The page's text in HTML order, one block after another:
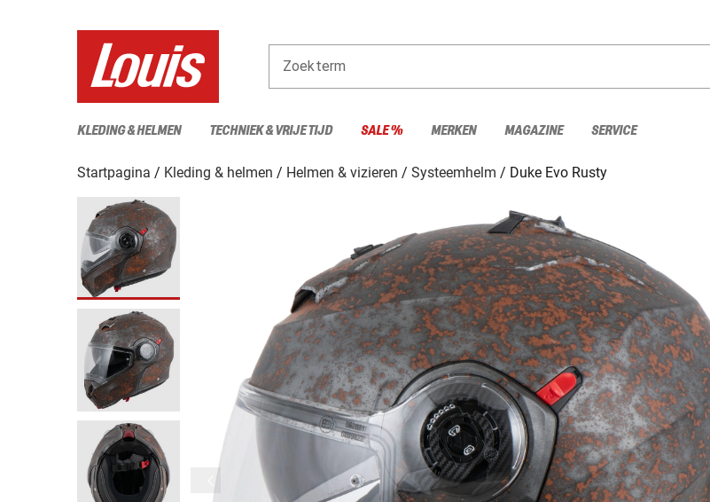
Zoekterm
KLEDING & HELMEN TECHNIEK & VRIJE TIJD SALE % MERKEN MAGAZINE SERVICE
Startpagina Kleding & helmen Helmen & vizieren Systeemhelm
Duke Evo Rusty